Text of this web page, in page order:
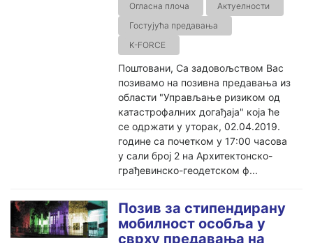
Огласна плоча
Актуелности
Гостујућа предавања
K-FORCE
Поштовани, Са задовољством Вас
позивамо на позивна предавања из
области "Управљање ризиком од
катастрофалних догађаја" која ће
се одржати у уторак, 02.04.2019.
године са почетком у 17:00 часова
у сали број 2 на Архитектонско-
грађевинско-геодетском ф...
Позив за стипендирану
мобилност особља у
сврху предавања на